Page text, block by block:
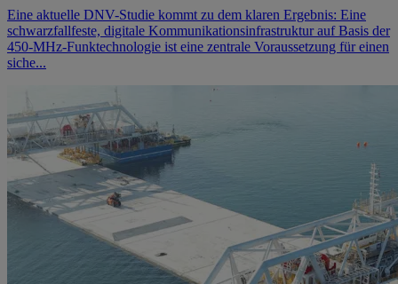
Eine aktuelle DNV-Studie kommt zu dem klaren Ergebnis: Eine
schwarzfallfeste, digitale Kommunikationsinfrastruktur auf Basis der
450‑MHz‑Funktechnologie ist eine zentrale Voraussetzung für einen
siche...